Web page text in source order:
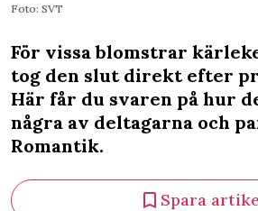
Foto: SVT
För vissa blomstrar
tog den slut direkt efter
Här får du svaren på hur
några av deltagarna och
Romantik.
Spara